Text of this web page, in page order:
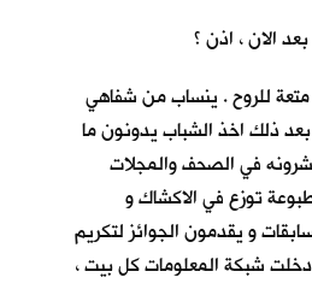
الان ، اذن ؟
للروح . ينساب من شفاهي
بعد ذلك اخذ الشباب يدونون ما
في الصحف والمجلات
توزع في الاكشاك و
و يقدمون الجوائز لتكريم
شبكة المعلومات كل بيت ،